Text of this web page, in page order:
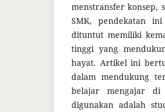
menstransfer konsep,
SMK, pendekatan
dituntut memiliki
tinggi yang
hayat. Artikel ini
dalam mendukung
belajar mengajar di
digunakan adalah